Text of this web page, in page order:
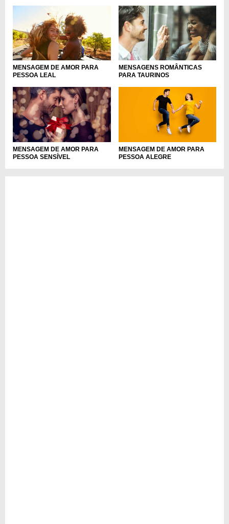
MENSAGEM DE AMOR PARA
PESSOA LEAL
MENSAGENS ROMÂNTICAS
PARA TAURINOS
MENSAGEM DE AMOR PARA
PESSOA SENSÍVEL
MENSAGEM DE AMOR PARA
PESSOA ALEGRE